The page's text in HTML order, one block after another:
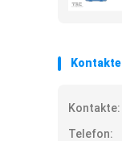
Kontakte
Kontakte:
Telefon: